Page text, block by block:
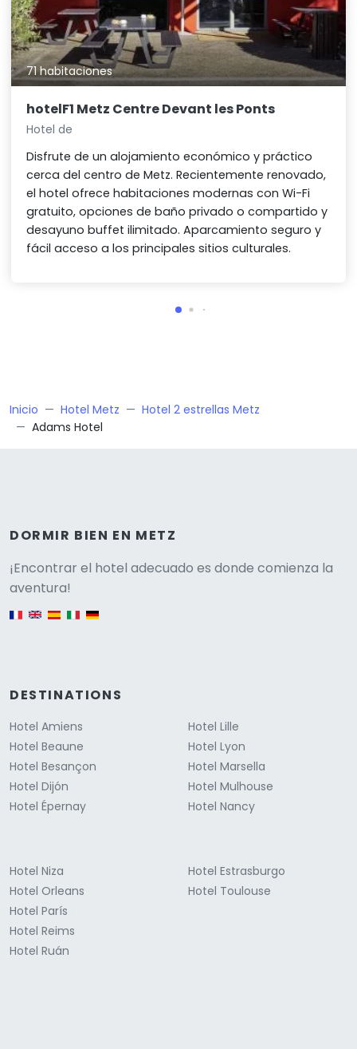
71 habitaciones
hotelF1 Metz Centre Devant les Ponts
Hotel de
Disfrute de un alojamiento económico y práctico
cerca del centro de Metz. Recientemente renovado,
el hotel ofrece habitaciones modernas con Wi-Fi
gratuito, opciones de baño privado o compartido y
desayuno buffet ilimitado. Aparcamiento seguro y
fácil acceso a los principales sitios culturales.
Inicio Hotel Metz
Hotel 2 estrellas Metz
Adams Hotel
DORMIR BIEN EN METZ
¡Encontrar el hotel adecuado es donde comienza la
aventura!
English version
DESTINATIONS
Hotel Amiens
Hotel Beaune
Hotel Besançon
Hotel Dijón
Hotel Épernay
Hotel Lille
Hotel Lyon
Hotel Marsella
Hotel Mulhouse
Hotel Nancy
Hotel Niza
Hotel Orleans
Hotel París
Hotel Reims
Hotel Ruán
Hotel Estrasburgo
Hotel Toulouse